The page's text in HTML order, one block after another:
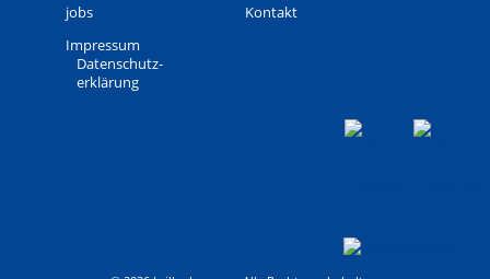
jobs
Kontakt
Impressum
Daten­schutz­
erklärung